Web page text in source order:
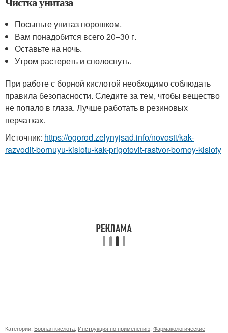
Посыпьте унитаз порошком.
Вам понадобится всего 20–30 г.
Оставьте на ночь.
Утром растереть и сполоснуть.
При работе с борной кислотой необходимо соблюдать
правила безопасности. Следите за тем, чтобы вещество
не попало в глаза. Лучше работать в резиновых
перчатках.
Источник: https://ogorod.zelynyjsad.info/novosti/kak-
razvodit-bornuyu-kislotu-kak-prigotovit-rastvor-bornoy-kisloty
Категории: Борная кислота Инструкция по применению Фармакологические